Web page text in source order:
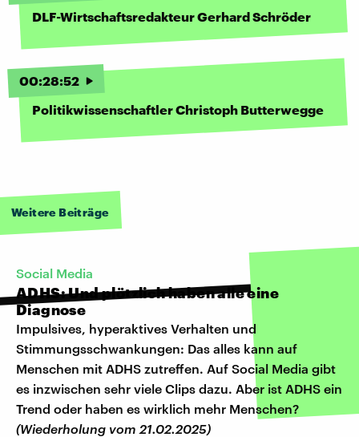
DLF-Wirtschaftsredakteur Gerhard Schröder
00:28:52
Politikwissenschaftler Christoph Butterwegge
Weitere Beiträge
Social Media
ADHS: Und plötzlich haben alle eine
Diagnose
Impulsives, hyperaktives Verhalten und
Stimmungsschwankungen: Das alles kann auf
Menschen mit ADHS zutreffen. Auf Social Media gibt
es inzwischen sehr viele Clips dazu. Aber ist ADHS ein
Trend oder haben es wirklich mehr Menschen?
(Wiederholung vom 21.02.2025)